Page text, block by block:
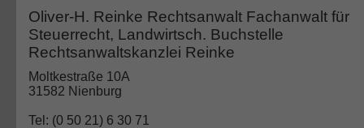
Oliver-H. Reinke Rechtsanwalt Fachanwalt für
Steuerrecht, Landwirtsch. Buchstelle
Rechtsanwaltskanzlei Reinke
Moltkestraße 10A
31582 Nienburg
Tel: (0 50 21) 6 30 71